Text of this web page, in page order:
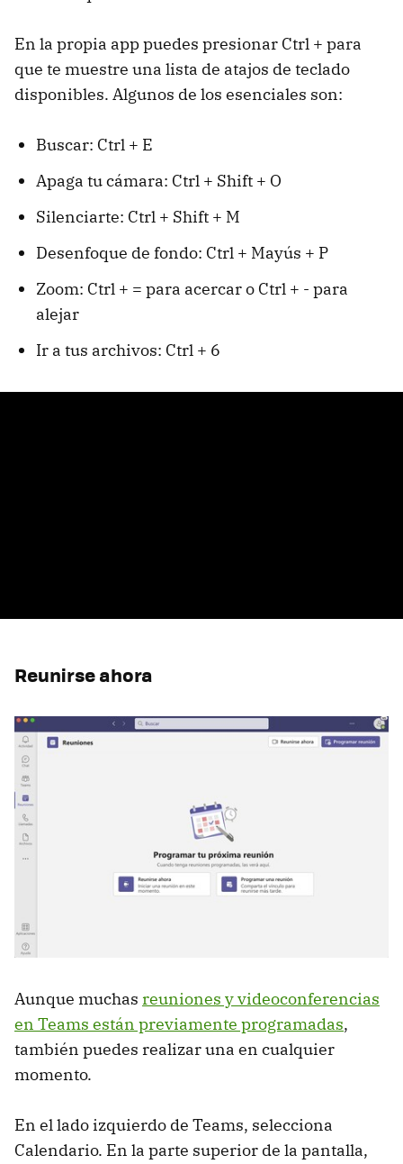
En la propia app puedes presionar Ctrl + para
que te muestre una lista de atajos de teclado
disponibles. Algunos de los esenciales son:
Buscar: Ctrl + E
Apaga tu cámara: Ctrl + Shift + O
Silenciarte: Ctrl + Shift + M
Desenfoque de fondo: Ctrl + Mayús + P
Zoom: Ctrl + = para acercar o Ctrl + - para
alejar
Ir a tus archivos: Ctrl + 6
Reunirse ahora
Aunque muchas reuniones y videoconferencias
en Teams están previamente programadas,
también puedes realizar una en cualquier
momento.
En el lado izquierdo de Teams, selecciona
Calendario. En la parte superior de la pantalla,